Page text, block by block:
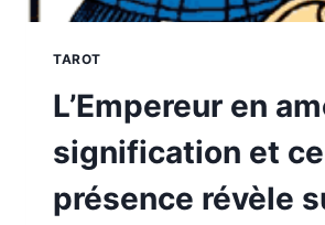
TAROT
L’Empereur en
signification et
présence révèle